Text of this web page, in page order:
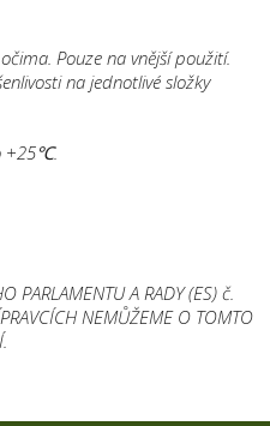
Pouze na vnější použití.
na jednotlivé složky
+25℃.
PARLAMENTU A RADY (ES) č.
NEMŮŽEME O TOMTO